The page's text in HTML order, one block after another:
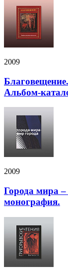
2009
Альбом-
2009
Города мира
монография.